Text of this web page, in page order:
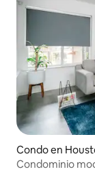
Condo en
Condominio